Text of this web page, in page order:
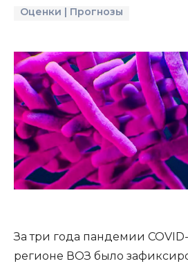
Оценки | Прогнозы
За три года пандемии
регионе ВОЗ было